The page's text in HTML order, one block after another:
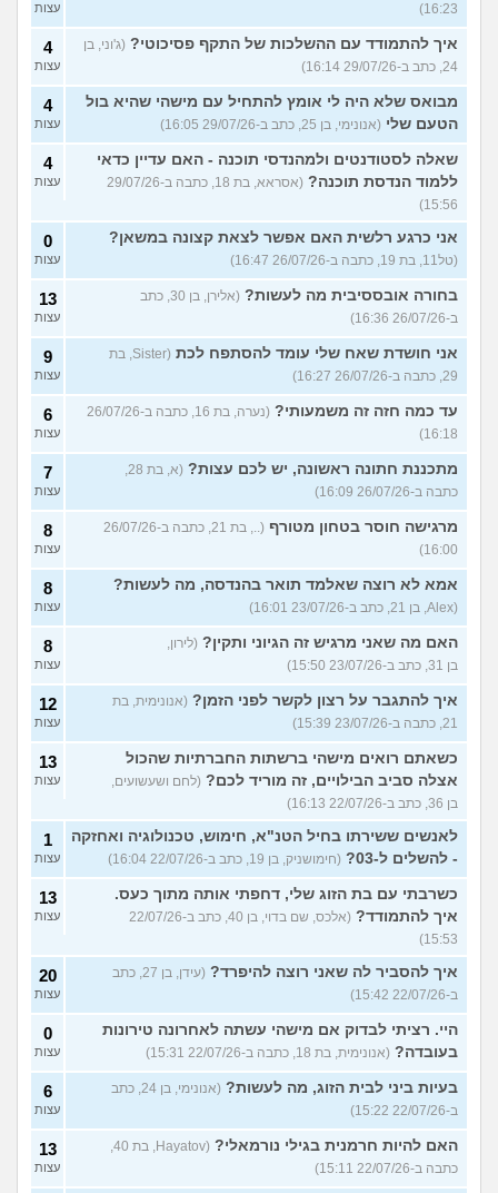
16:23) עצות
איך להתמודד עם ההשלכות של התקף פסיכוטי? (ג'וני, בן
24, כתב ב-29/07/26 16:14)
4
עצות
מבואס שלא היה לי אומץ להתחיל עם מישהי שהיא בול
הטעם שלי (אנונימי, בן 25, כתב ב-29/07/26 16:05)
4
עצות
שאלה לסטודנטים ולמהנדסי תוכנה - האם עדיין כדאי
ללמוד הנדסת תוכנה?
(אסראא, בת 18, כתבה ב-29/07/26
15:56)
4
עצות
אני כרגע רלשית האם אפשר לצאת קצונה במשאן?
(טל11, בת 19, כתבה ב-26/07/26 16:47)
0
עצות
בחורה אובססיבית מה לעשות?
(אלירן, בן 30, כתב
ב-26/07/26 16:36)
13
עצות
אני חושדת שאח שלי עומד להסתפח לכת
(Sister, בת
29, כתבה ב-26/07/26 16:27)
9
עצות
עד כמה חזה זה משמעותי?
(נערה, בת 16, כתבה ב-26/07/26
16:18)
6
עצות
מתכננת חתונה ראשונה, יש לכם עצות?
כתבה ב-26/07/26 16:09)
7
עצות
מרגישה חוסר בטחון מטורף
(.., בת 21, כתבה ב-26/07/26
16:00)
8
עצות
אמא לא רוצה שאלמד תואר בהנדסה, מה לעשות?
(Alex, בן 21, כתב ב-23/07/26 16:01)
8
עצות
האם מה שאני מרגיש זה הגיוני ותקין? (לירון,
בן 31, כתב ב-23/07/26 15:50)
8
עצות
איך להתגבר על רצון לקשר לפני הזמן? (אנונימית, בת
21, כתבה ב-23/07/26 15:39)
12
עצות
כשאתם רואים מישהי ברשתות החברתיות שהכול
אצלה סביב הבילויים, זה מוריד לכם? (לחם ושעשועים,
בן 36, כתב ב-22/07/26 16:13)
13
עצות
לאנשים ששירתו בחיל הטנ"א, חימוש, טכנולוגיה ואחזקה
- להשלים ל-03?
(חימושניק, בן 19, כתב ב-22/07/26 16:04)
1
עצות
כשרבתי עם בת הזוג שלי, דחפתי אותה מתוך כעס.
איך להתמודד?
(אלכס, שם בדוי, בן 40, כתב ב-22/07/26
15:53)
13
עצות
איך להסביר לה שאני רוצה להיפרד?
(עידן, בן 27, כתב
ב-22/07/26 15:42)
20
עצות
היי. רציתי לבדוק אם מישהי עשתה לאחרונה טירונות
בעובדה? (אנונימית, בת 18, כתבה ב-22/07/26 15:31)
0
עצות
בעיות ביני לבית הזוג, מה לעשות?
(אנונימי, בן 24, כתב
ב-22/07/26 15:22)
6
עצות
האם להיות חרמנית בגילי נורמאלי?
כתבה ב-22/07/26 15:11)
13
עצות